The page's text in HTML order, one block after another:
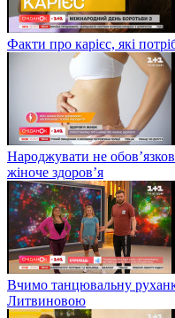
Факти про карієс, які
Народжувати не
жіноче здоров’я
Вчимо танцювальну
Литвиновою